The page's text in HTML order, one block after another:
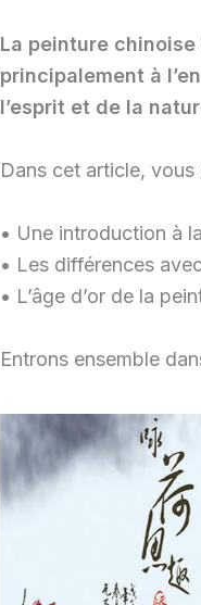
La peinture
principalement à
l’esprit et de la
Dans cet article, vous
• Une introduction à
• Les différences
• L’âge d’or de la
Entrons ensemble